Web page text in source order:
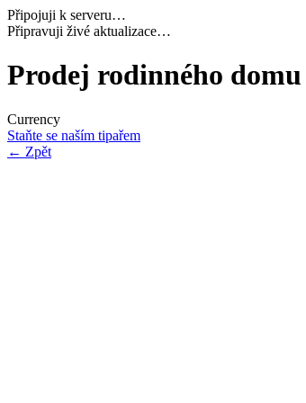
Připojuji k serveru…
Dokončuji inicializaci…
Prodej rodinného
Currency
Staňte se naším tipařem
← Zpět